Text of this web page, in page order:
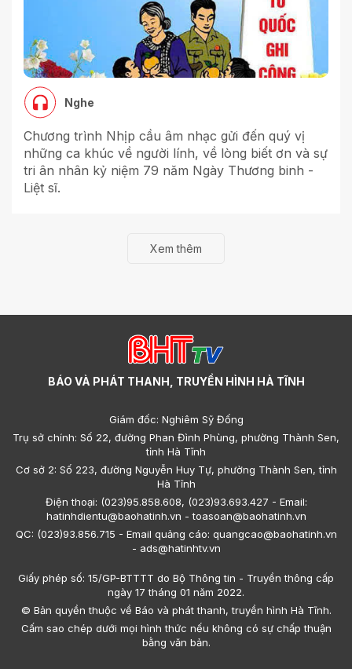
Nghe
Chương trình Nhịp cầu âm nhạc gửi đến quý vị
những ca khúc về người lính, về lòng biết ơn và sự
tri ân nhân kỷ niệm 79 năm Ngày Thương binh -
Liệt sĩ.
Xem thêm
BÁO VÀ PHÁT THANH, TRUYỀN HÌNH HÀ TĨNH
Giám đốc: Nghiêm Sỹ Đống
Trụ sở chính: Số 22, đường Phan Đình Phùng, phường Thành Sen,
tỉnh Hà Tĩnh
Cơ sở 2: Số 223, đường Nguyễn Huy Tự, phường Thành Sen, tỉnh
Hà Tĩnh
Điện thoại: (023)95.858.608, (023)93.693.427 - Email:
hatinhdientu@baohatinh.vn - toasoan@baohatinh.vn
QC: (023)93.856.715 - Email quảng cáo: quangcao@baohatinh.vn
- ads@hatinhtv.vn
Giấy phép số: 15/GP-BTTTT do Bộ Thông tin - Truyền thông cấp
ngày 17 tháng 01 năm 2022.
© Bản quyền thuộc về Báo và phát thanh, truyền hình Hà Tĩnh.
Cấm sao chép dưới mọi hình thức nếu không có sự chấp thuận
bằng văn bản.